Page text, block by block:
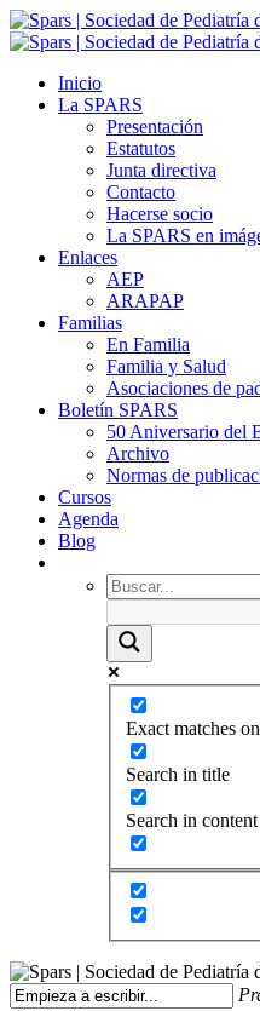
Inicio
La SPARS
Presentación
Estatutos
Junta directiva
Contacto
Hacerse socio
La SPARS en
Enlaces
AEP
ARAPAP
Familias
En Familia
Familia y Salud
Asociaciones de
Boletín SPARS
50 Aniversario del
Archivo
Normas de
Cursos
Agenda
Blog
Exact matches
Search in title
Search in content